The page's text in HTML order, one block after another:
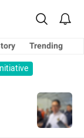
Trending